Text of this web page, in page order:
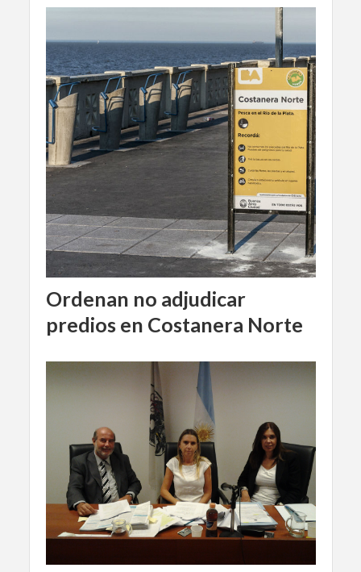
Ordenan no adjudicar
predios en Costanera Norte